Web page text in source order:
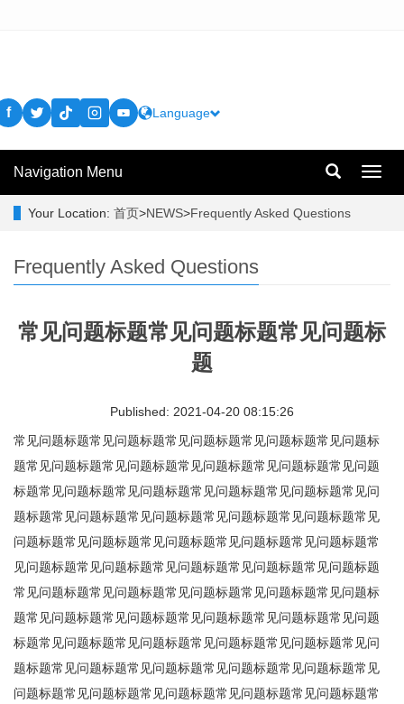
f Language
Navigation Menu
Your Location: 首页>NEWS>Frequently Asked Questions
Frequently Asked Questions
常见问题标题常见问题标题常见问题标
题
Published: 2021-04-20 08:15:26
常见问题标题常见问题标题常见问题标题常见问题标题常见问题标
题常见问题标题常见问题标题常见问题标题常见问题标题常见问题
标题常见问题标题常见问题标题常见问题标题常见问题标题常见问
题标题常见问题标题常见问题标题常见问题标题常见问题标题常见
问题标题常见问题标题常见问题标题常见问题标题常见问题标题常
见问题标题常见问题标题常见问题标题常见问题标题常见问题标题
常见问题标题常见问题标题常见问题标题常见问题标题常见问题标
题常见问题标题常见问题标题常见问题标题常见问题标题常见问题
标题常见问题标题常见问题标题常见问题标题常见问题标题常见问
题标题常见问题标题常见问题标题常见问题标题常见问题标题常见
问题标题常见问题标题常见问题标题常见问题标题常见问题标题常